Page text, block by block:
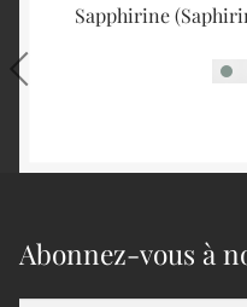
Sapphirine
Abonnez-vous à